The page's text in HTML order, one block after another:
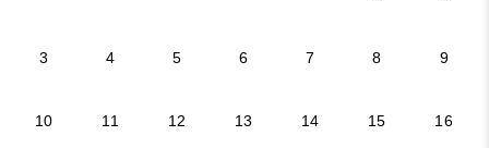
3 4 5 6 7 8 9
10 11 12 13 14 15 16